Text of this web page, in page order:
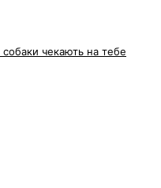
собаки чекають на тебе